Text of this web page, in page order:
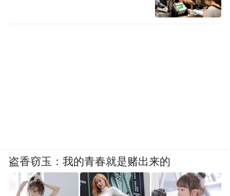
盗香窃玉：我的青春就是赌出来的